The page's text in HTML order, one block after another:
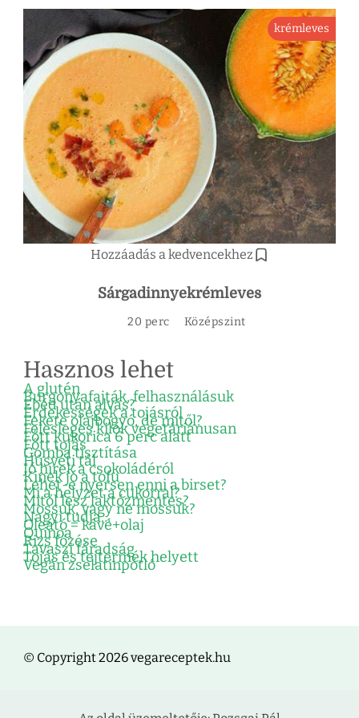
Hozzáadás a kedvencekhez
krémleves
Sárgadinnyekrémleves
20 perc Középszint
Hasznos lehet
A glutén
Burgonyafajták, felhasználásuk
Ebéd után alvás?
Érdekességek a tojásról
Fekete olajbogyó, de mitől?
Felesleges kilók vegetáriánusan
Főtt kukorica 6 perc alatt
Főtt tojás
Gomba tisztítása
Húsvéti tál
Jó hírek a csokoládéról
Kinek jó a tofu
Lehet-e nyersen enni a birset?
Mi a helyzet a cukorral?
Mitől lesz laktózmentes?
Mossuk, vagy ne mossuk?
Nagyi tudja…
Oleátó = kávé+olaj
Quinoa
Rizs főzése
Tavaszi fáradság
Tojás és tejtermék helyett
Vegán zselatinpótló
© Copyright 2026 vegareceptek.hu